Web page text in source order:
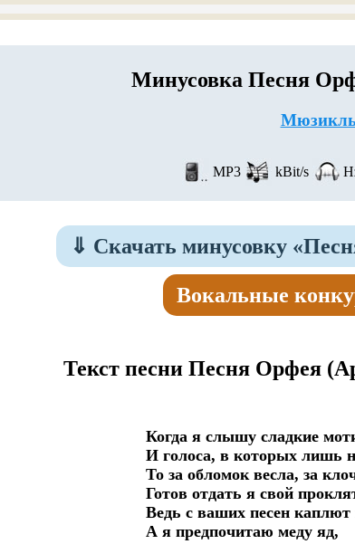
Минусовка Песня
MP3 kBit/s
⇓ Скачать минусовку
Вокальные
Текст песни Песня Орфея
Когда я слышу сладкие
И голоса, в которых лишь
То за обломок весла, за
Готов отдать я свой
Ведь с ваших песен каплют
А я предпочитаю меду яд,